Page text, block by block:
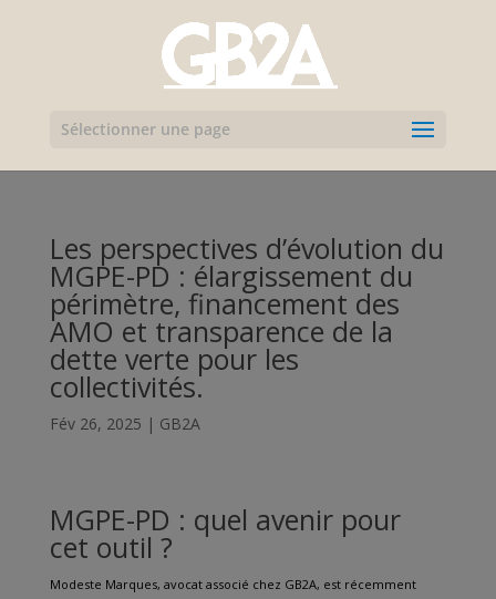
Sélectionner une page
Les perspectives d’évolution du
MGPE-PD : élargissement du
périmètre, financement des
AMO et transparence de la
dette verte pour les
collectivités.
Fév 26, 2025 | GB2A
MGPE-PD : quel avenir pour
cet outil ?
Modeste Marques, avocat associé chez GB2A, est récemment